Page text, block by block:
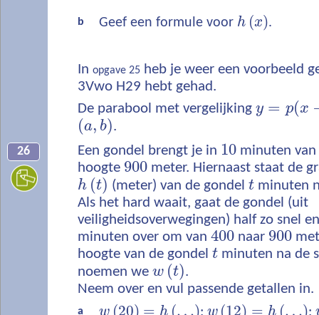
b Geef een formule voor h (x).
In opgave 25 heb je weer een voorbeeld
3Vwo H29 hebt gehad.
De parabool met vergelijking y = p(x
(a, b).
26 Een gondel brengt je in 10 minuten
hoogte 900 meter. Hiernaast staat de
h (t) (meter) van de gondel tminuten
Als het hard waait, gaat de gondel (uit
veiligheidsoverwegingen) half zo snel
minuten over om van 400 naar 900
hoogte van de gondel t minuten na de
noemen we w (t).
Neem over en vul passende getallen in.
a (20) = (…) (12) = (…)